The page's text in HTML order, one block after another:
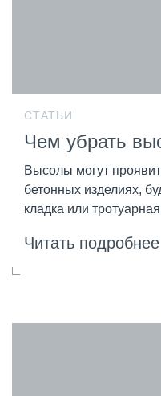
СТАТЬИ
Чем убрать
Высолы могут
бетонных изделиях,
кладка или
Читать подробнее